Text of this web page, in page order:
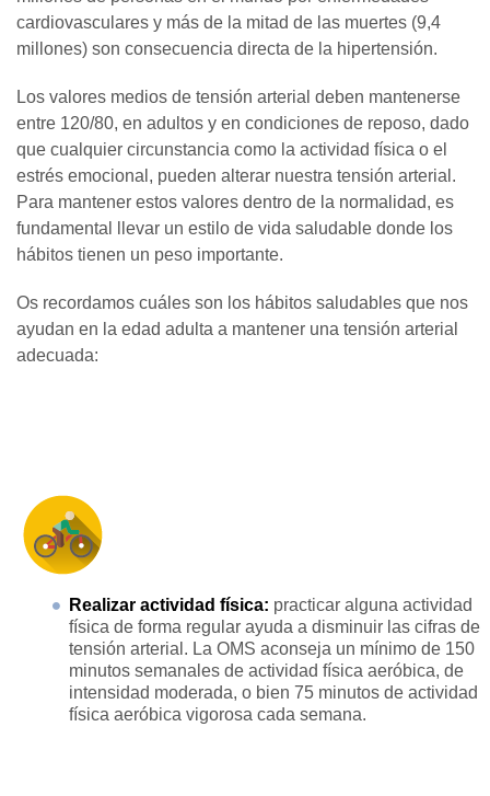
cardiovasculares y más de la mitad de las muertes (9,4
millones) son consecuencia directa de la hipertensión.
Los valores medios de tensión arterial deben mantenerse
entre 120/80, en adultos y en condiciones de reposo, dado
que cualquier circunstancia como la actividad física o el
estrés emocional, pueden alterar nuestra tensión arterial.
Para mantener estos valores dentro de la normalidad, es
fundamental llevar un estilo de vida saludable donde los
hábitos tienen un peso importante.
Os recordamos cuáles son los hábitos saludables que nos
ayudan en la edad adulta a mantener una tensión arterial
adecuada:
Realizar actividad física: practicar alguna actividad
física de forma regular ayuda a disminuir las cifras de
tensión arterial. La OMS aconseja un mínimo de 150
minutos semanales de actividad física aeróbica, de
intensidad moderada, o bien 75 minutos de actividad
física aeróbica vigorosa cada semana.